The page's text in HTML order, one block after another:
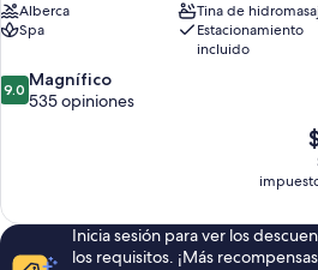
Alberca
Tina de
Spa
Estacionamiento
incluido
9.0
de
9.0 Magnífico
535 opiniones
Inicia sesión para ver los
los requisitos. ¡Más